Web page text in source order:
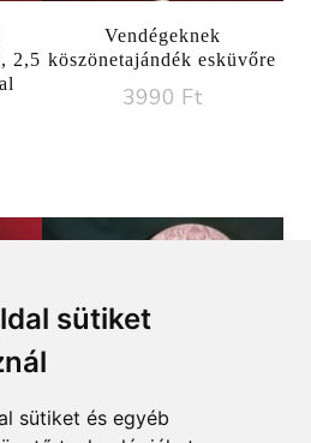
sütiket
sütiket és egyéb
2,5
Vendégeknek
köszönetajándék esküvőre
3990 Ft